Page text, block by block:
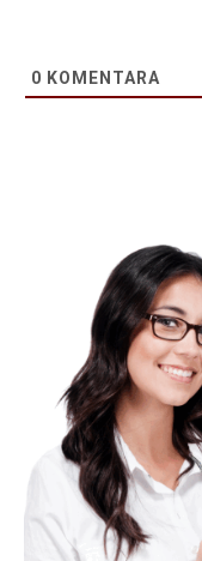
0 KOMENTARA